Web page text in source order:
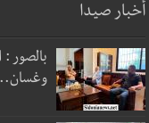
أخبار صيدا
بالصور